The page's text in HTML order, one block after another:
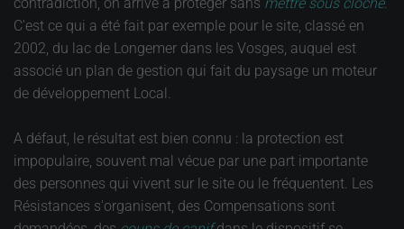
C'est ce qui a été fait par exemple pour le site, classé en
2002, du lac de Longemer dans les Vosges, auquel est
associé un plan de gestion qui fait du paysage un moteur
de développement Local.
A défaut, le résultat est bien connu : la protection est
impopulaire, souvent mal vécue par une part importante
des personnes qui vivent sur le site ou le fréquentent. Les
Résistances s'organisent, des Compensations sont